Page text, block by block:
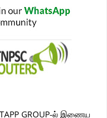
GROUP-ல் இணைய